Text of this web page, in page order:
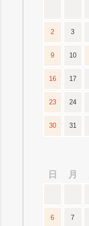
2 3
9 10
16 17
23 24
30 31
日
月
6 7